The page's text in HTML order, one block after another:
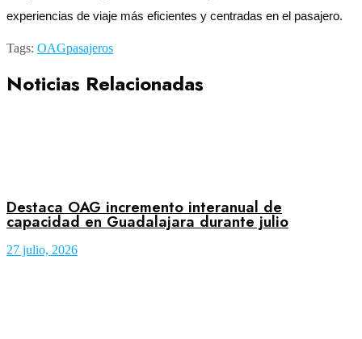
experiencias de viaje más eficientes y centradas en el pasajero.
Tags: OAGpasajeros
Noticias Relacionadas
Destaca OAG incremento interanual de
capacidad en Guadalajara durante julio
27 julio, 2026